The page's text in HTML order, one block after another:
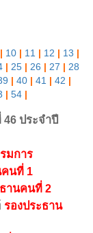
| 10 | 11 | 12 | 13 |
| 25 | 26 | 27 | 28
| 40 | 41 | 42 |
| 54 |
ประจำปี
มการ
คนที่ 1
านคนที่ 2
รองประธาน